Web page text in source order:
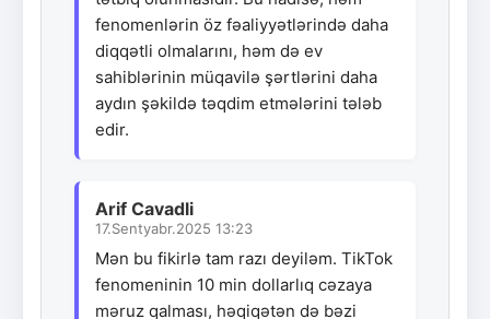
fenomenlərin öz fəaliyyətlərində daha
diqqətli olmalarını, həm də ev
sahiblərinin müqavilə şərtlərini daha
aydın şəkildə təqdim etmələrini tələb
edir.
Arif Cavadli
17.Sentyabr.2025 13:23
Mən bu fikirlə tam razı deyiləm. TikTok
fenomeninin 10 min dollarlıq cəzaya
məruz qalması, həqiqətən də bəzi